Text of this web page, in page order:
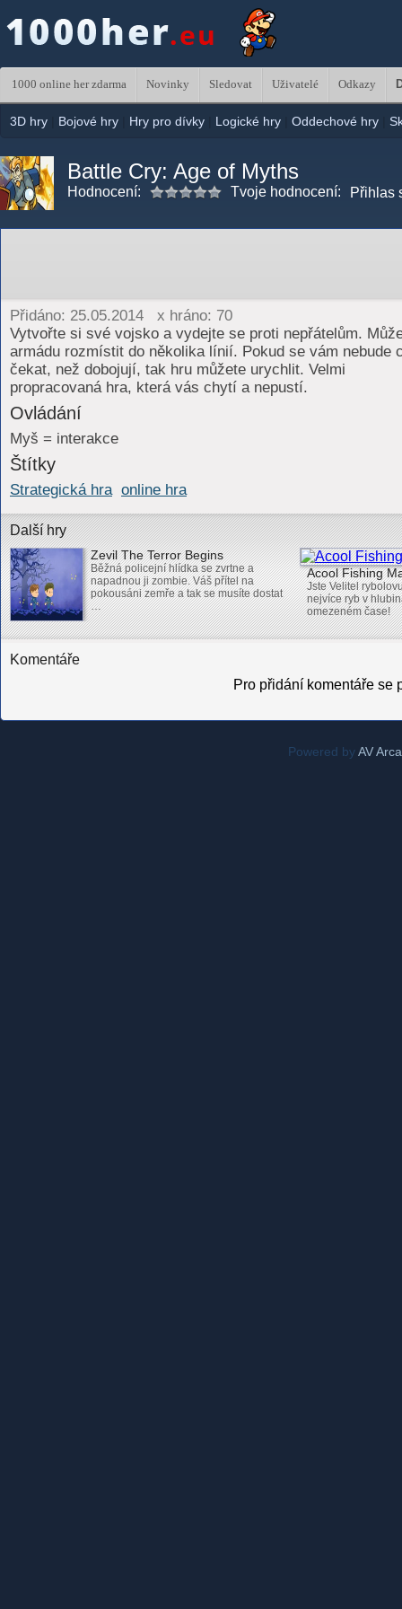
1000 online her zdarma Novinky Sledovat Uživatelé Odkazy
3D hry Bojové hry Hry pro dívky Logické hry Oddechové hry
Battle Cry: Age of Myths
Hodnocení: Tvoje hodnocení: Přihlas
Přidáno: 25.05.2014 x hráno: 70
Vytvořte si své vojsko a vydejte se proti nepřátelům.
armádu rozmístit do několika línií. Pokud se vám nebude
čekat, než dobojují, tak hru můžete urychlit. Velmi
propracovaná hra, která vás chytí a nepustí.
Ovládání
Myš = interakce
Štítky
Strategická hra online hra
Další hry
Zevil The Terror Begins
Běžná policejní hlídka se zvrtne a
napadnou ji zombie. Váš přítel na
pokousáni zemře a tak se musíte dostat
…
Acool Fishing
Jste Velitel
nejvíce ryb v
omezeném čase!
Komentáře
Pro přidání komentáře se
Powered byAV